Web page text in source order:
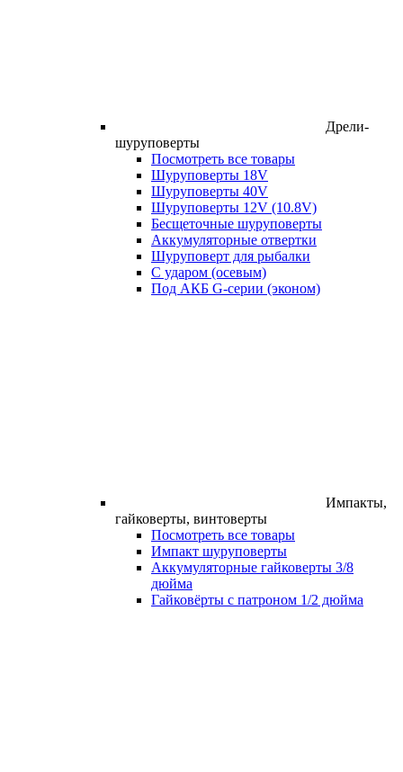
Дрели-
шуруповерты
Посмотреть все товары
Шуруповерты 18V
Шуруповерты 40V
Шуруповерты 12V (10.8V)
Бесщеточные шуруповерты
Аккумуляторные отвертки
Шуруповерт для рыбалки
С ударом (осевым)
Под АКБ G-серии (эконом)
Импакты,
гайковерты, винтоверты
Посмотреть все товары
Импакт шуруповерты
Аккумуляторные гайковерты 3/8
дюйма
Гайковёрты с патроном 1/2 дюйма